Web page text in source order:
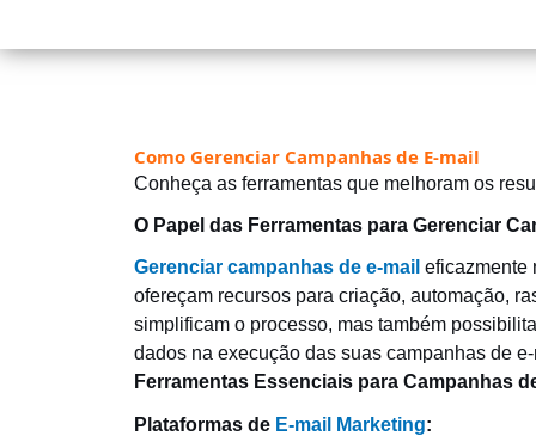
Como Gerenciar Campanhas de E-mail
Conheça as ferramentas que melhoram os
O Papel das Ferramentas para Gerenciar
Gerenciar campanhas de e-mail eficazmente
ofereçam recursos para criação, automação,
simplificam o processo, mas também
dados na execução das suas campanhas de
Ferramentas Essenciais para Campanhas
Plataformas de E-mail Marketing: